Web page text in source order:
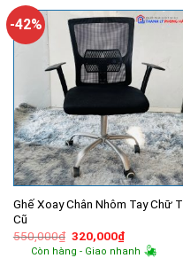
-42%
Ghế Xoay Chân Nhôm Tay Chữ T
Cũ
550,000₫ Giá
gốc
là:
320,000₫Giá
hiện
tại
Còn hàng - Giao nhanh